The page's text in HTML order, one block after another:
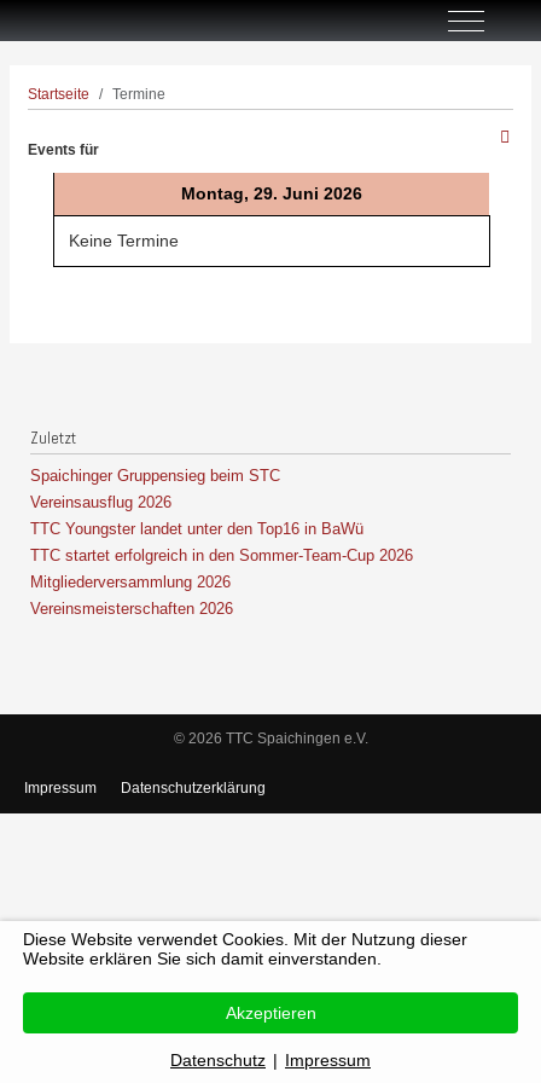
Off-
Startseite Termine
Events für
Montag, 29. Juni 2026
Keine Termine
Zuletzt
Spaichinger Gruppensieg beim STC
Vereinsausflug 2026
TTC Youngster landet unter den Top16 in BaWü
TTC startet erfolgreich in den Sommer-Team-Cup 2026
Mitgliederversammlung 2026
Vereinsmeisterschaften 2026
© 2026 TTC Spaichingen e.V.
Impressum Datenschutzerklärung
Diese Website verwendet Cookies. Mit der Nutzung dieser
Website erklären Sie sich damit einverstanden.
Akzeptieren
Datenschutz | Impressum